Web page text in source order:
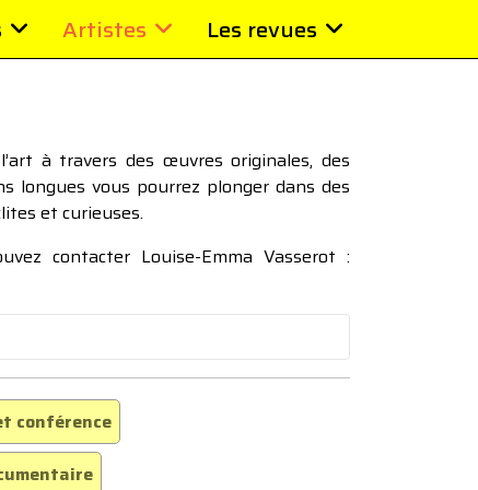
Artistes Les revues
à travers des œuvres originales, des
longues vous pourrez plonger dans des
et curieuses.
contacter Louise-Emma Vasserot :
conférence